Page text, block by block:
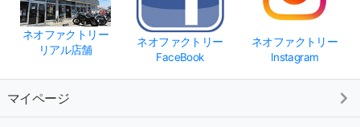
ネオファクトリー
リアル店舗
ネオファクトリー
FaceBook
ネオファクトリー
Instagram
マイページ